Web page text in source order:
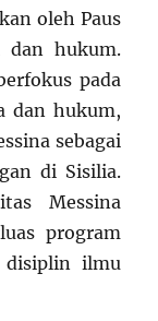
oleh Paus
dan hukum.
pada
dan hukum,
sebagai
di Sisilia.
Messina
program
disiplin ilmu